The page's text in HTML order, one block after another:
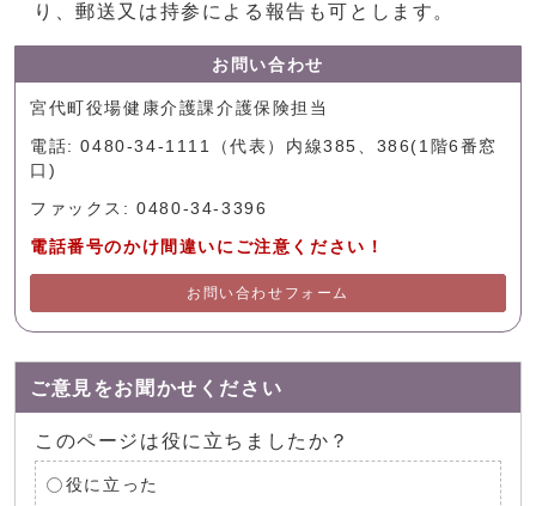
り、郵送又は持参による報告も可とします。
お問い合わせ
宮代町役場健康介護課介護保険担当
電話: 0480-34-1111（代表）内線385、386(1階6番窓
口)
ファックス: 0480-34-3396
電話番号のかけ間違いにご注意ください！
お問い合わせフォーム
ご意見をお聞かせください
このページは役に立ちましたか？
役に立った